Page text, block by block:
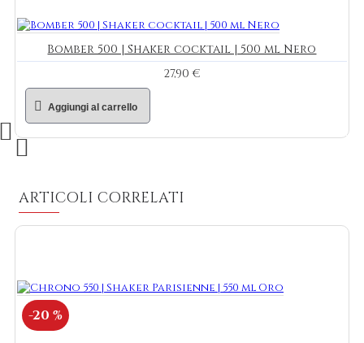
Bomber 500 | Shaker cocktail | 500 ml Nero
27,90 €
Aggiungi al carrello
ARTICOLI CORRELATI
-20 %